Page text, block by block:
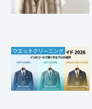
ウエットクリーニング